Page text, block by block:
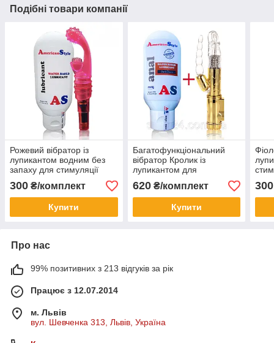
Подібні товари компанії
Рожевий вібратор із
лупикантом водним без
запаху для стимуляції
точки G і клітора
300 ₴/комплект
Купити
Багатофункціональний
вібратор Кролик із
лупикантом для
стимуляції ануса та точки
G
620₴/комплект
Купити
300
Про нас
99% позитивних з 213 відгуків за рік
Працює з 12.07.2014
м. Львів
вул. Шевченка 313, Львів, Україна